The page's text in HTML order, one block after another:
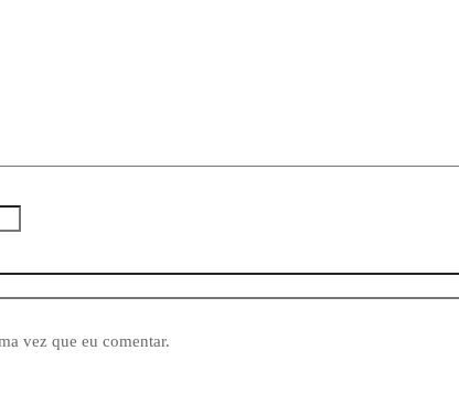
vez que eu comentar.